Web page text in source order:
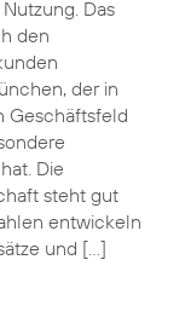
Das
den
der in
Geschäftsfeld
Die
steht gut
entwickeln
und […]